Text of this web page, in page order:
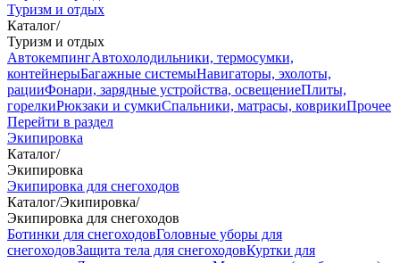
Туризм и отдых
Каталог/
Туризм и отдых
АвтокемпингАвтохолодильники, термосумки,
контейнерыБагажные системыНавигаторы, эхолоты,
рацииФонари, зарядные устройства, освещениеПлиты,
горелкиРюкзаки и сумкиСпальники, матрасы, коврикиПрочее
Перейти в раздел
Экипировка
Каталог/
Экипировка
Экипировка для снегоходов
Каталог/Экипировка/
Экипировка для снегоходов
Ботинки для снегоходовГоловные уборы для
снегоходовЗащита тела для снегоходовКуртки для